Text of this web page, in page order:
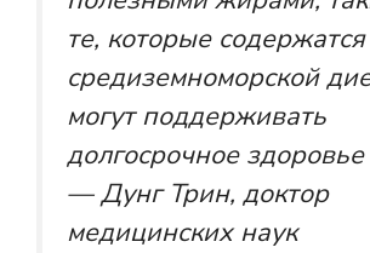
те, которые
средиземноморской
могут поддерживать
долгосрочное здоровье
— Дунг Трин, доктор
медицинских наук